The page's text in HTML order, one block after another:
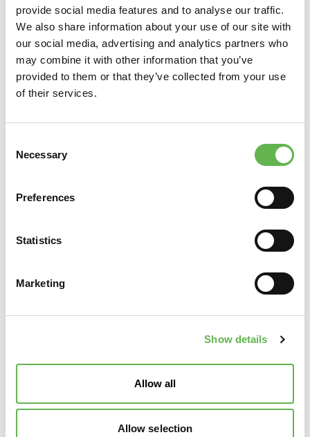
provide social media features and to analyse our traffic.
We also share information about your use of our site with
our social media, advertising and analytics partners who
may combine it with other information that you’ve
provided to them or that they’ve collected from your use
of their services.
Selection
Necessary
Preferences
Statistics
Marketing
Show details
Allow all
Allow selection
Informativa privacy
Pordenone